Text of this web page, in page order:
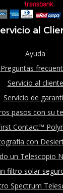
al
Ayuda
Preguntas
Servicio al cliente
Servicio de
pasos con su
Contact™
con
un Telescopio
filtro solar
Spectrum